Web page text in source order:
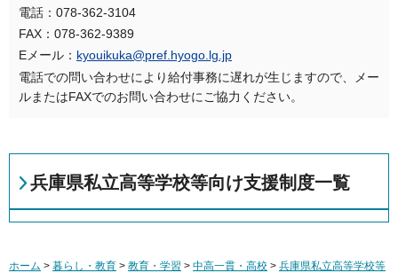
電話：078-362-3104
FAX：078-362-9389
Eメール： kyouikuka@pref.hyogo.lg.jp
電話での問い合わせにより給付事務に遅れが生じますので、メー
ルまたはFAXでのお問い合わせにご協力ください。
兵庫県私立高等学校等向け支援制度一覧
ホーム > 暮らし・教育 > 教育・学習 > 中高一貫・高校 > 兵庫県私立高等学校等